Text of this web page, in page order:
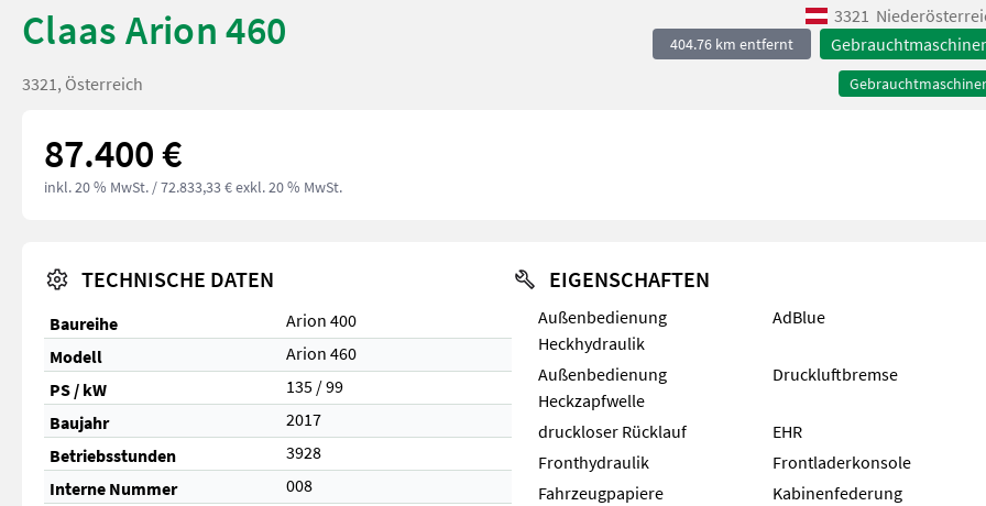
Claas Arion 460 3321
404.76 km entfernt
3321, Österreich
87.400 €
inkl. 20 % MwSt. / 72.833,33 € exkl. 20 % MwSt.
TECHNISCHE DATEN
Baureihe
Arion 400
Modell
Arion 460
PS / kW
135 / 99
Baujahr
2017
Betriebsstunden
3928
Interne Nummer
008
EIGENSCHAFTEN
Außenbedienung
Heckhydraulik
AdBlue
Außenbedienung
Heckzapfwelle
Druckluftbremse
druckloser Rücklauf
EHR
Fronthydraulik
Frontladerkonsole
Fahrzeugpapiere
Kabinenfederung